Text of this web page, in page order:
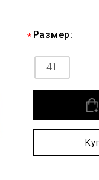
Размер:
41